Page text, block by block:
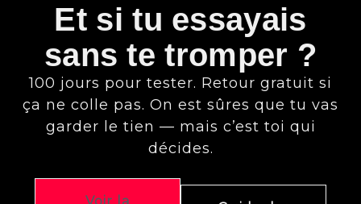
Et si tu essayais
sans te tromper ?
100 jours pour tester. Retour gratuit si
ça ne colle pas. On est sûres que tu vas
garder le tien — mais c’est toi qui
décides.